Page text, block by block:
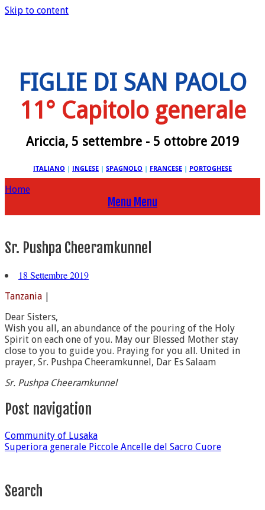
Skip to content
FIGLIE DI SAN PAOLO
11° Capitolo generale
Ariccia, 5 settembre - 5 ottobre 2019
ITALIANO | INGLESE | SPAGNOLO | FRANCESE | PORTOGHESE
Home
Menu Menu
Sr. Pushpa Cheeramkunnel
18 Settembre 2019
Tanzania |
Dear Sisters,
Wish you all, an abundance of the pouring of the Holy
Spirit on each one of you. May our Blessed Mother stay
close to you to guide you. Praying for you all. United in
prayer, Sr. Pushpa Cheeramkunnel, Dar Es Salaam
Sr. Pushpa Cheeramkunnel
Post navigation
Community of Lusaka
Superiora generale Piccole Ancelle del Sacro Cuore
Search